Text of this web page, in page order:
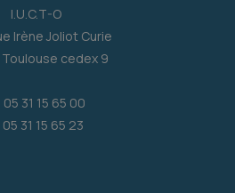
I.U.C.T-O
Irène Joliot Curie
Toulouse cedex 9
05 31 15 65 00
05 31 15 65 23